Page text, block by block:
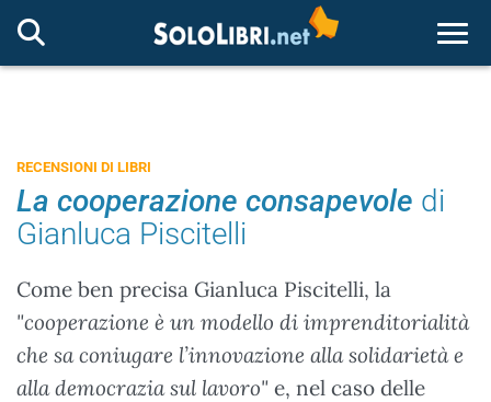
RECENSIONI DI LIBRI
La cooperazione consapevole di
Gianluca Piscitelli
Come ben precisa Gianluca Piscitelli, la
"cooperazione è un modello di imprenditorialità
che sa coniugare l’innovazione alla solidarietà e
alla democrazia sul lavoro" e, nel caso delle